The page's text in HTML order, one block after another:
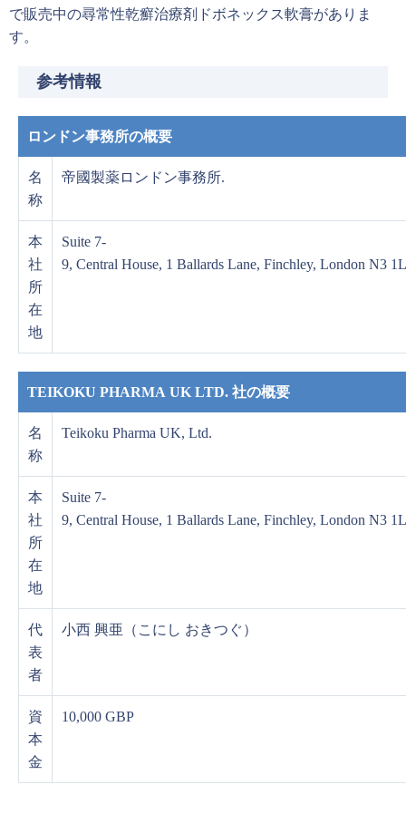
で販売中の尋常性乾癬治療剤ドボネックス軟膏がありま
す。
参考情報
ロンドン事務所の概要
名
称
帝國製薬ロンドン事務所.
本
社
所
在
地
Suite 7-
9, Central House, 1 Ballards Lane, Finchley, London N3
TEIKOKU PHARMA UK LTD. 社の概要
名
称
Teikoku Pharma UK, Ltd.
本
社
所
在
地
Suite 7-
9, Central House, 1 Ballards Lane, Finchley, London N3
代
表
者
小西 興亜（こにし おきつぐ）
資
本
金
10,000 GBP